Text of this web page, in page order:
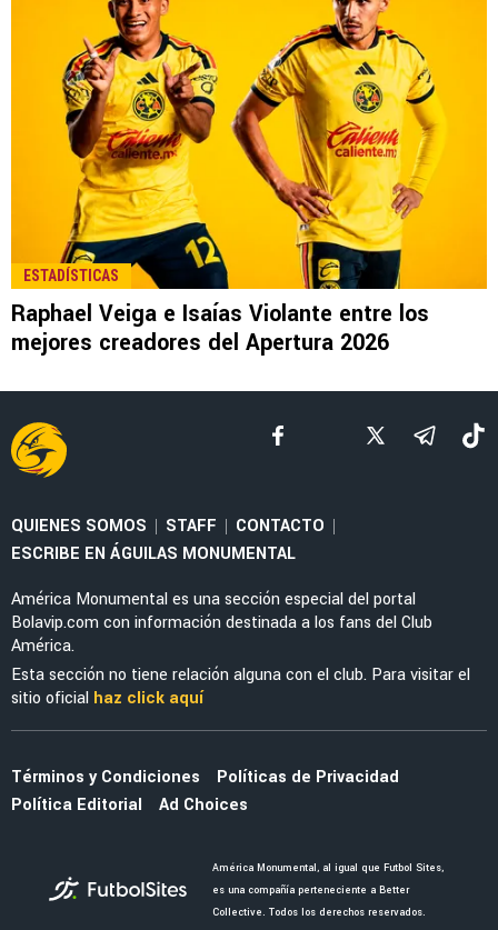
LEE TAMBIÉN
NOTICIAS
La alineación del América de Guillermo
Almada con el refuerzo Óscar Perea